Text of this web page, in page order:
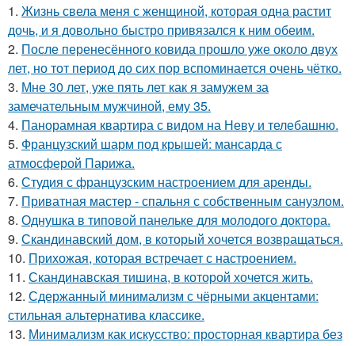
1. Жизнь свела меня с женщиной, которая одна растит
дочь, и я довольно быстро привязался к ним обеим.
2. После перенесённого ковида прошло уже около двух
лет, но тот период до сих пор вспоминается очень чётко.
3. Мне 30 лет, уже пять лет как я замужем за
замечательным мужчиной, ему 35.
4. Панорамная квартира с видом на Неву и телебашню.
5. Французский шарм под крышей: мансарда с
атмосферой Парижа.
6. Студия с французским настроением для аренды.
7. Приватная мастер - спальня с собственным санузлом.
8. Однушка в типовой панельке для молодого доктора.
9. Скандинавский дом, в который хочется возвращаться.
10. Прихожая, которая встречает с настроением.
11. Скандинавская тишина, в которой хочется жить.
12. Сдержанный минимализм с чёрными акцентами:
стильная альтернатива классике.
13. Минимализм как искусство: просторная квартира без